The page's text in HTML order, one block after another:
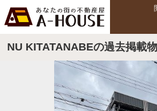
NU KITATANABEの過去掲載